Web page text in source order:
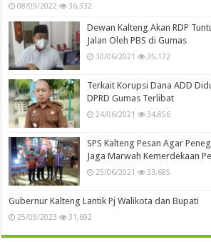
08/09/2022 36,332
Dewan Kalteng Akan RDP
Jalan Oleh PBS di Gumas
30/06/2021 35,172
Terkait Korupsi Dana ADD
DPRD Gumas Terlibat
24/06/2021 34,856
SPS Kalteng Pesan Agar
Jaga Marwah Kemerdekaan
25/06/2021 33,685
Gubernur Kalteng Lantik Pj Walikota dan Bupati
25/09/2023 31,692